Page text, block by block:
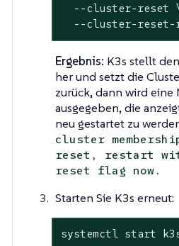
--cluster-reset
--cluster-
Ergebnis: K3s stellt
her und setzt die
zurück, dann wird eine
ausgegeben, die
neu gestartet zu
cluster
reset, restart
reset flag now.
Starten Sie K3s erneut:
systemctl start